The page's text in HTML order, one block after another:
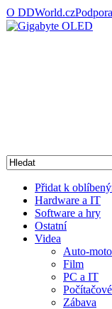
O DDWorld.cz
Přidat k
Hardware a IT
Software a hry
Ostatní
Videa
Auto-moto
Film
PC a IT
Zábava